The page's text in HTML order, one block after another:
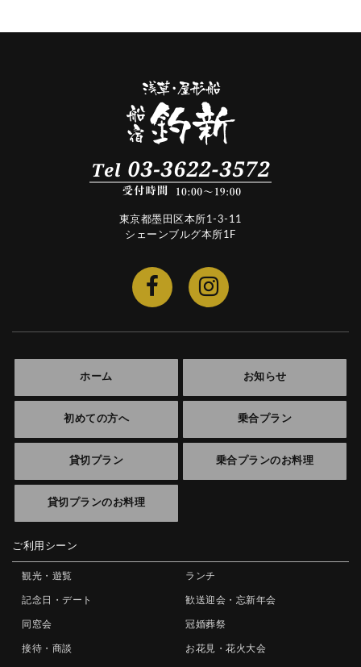
東京都墨田区本所1-3-11
シェーンブルグ本所1F
ホーム お知らせ
初めての方へ 乗合プラン
貸切プラン 乗合プランのお料理
貸切プランのお料理
ご利用シーン
観光・遊覧 ランチ
記念日・デート 歓送迎会・忘新年会
同窓会 冠婚葬祭
接待・商談 お花見・花火大会